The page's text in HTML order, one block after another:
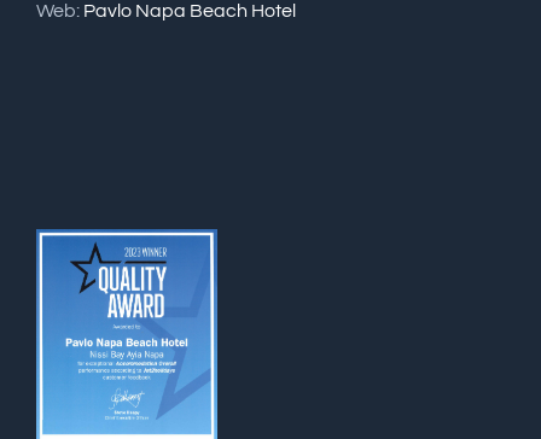
Web: Pavlo Napa Beach Hotel